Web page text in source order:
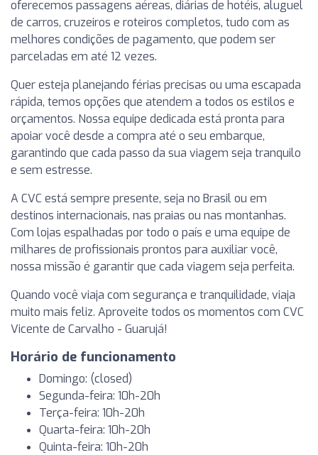
oferecemos passagens aéreas, diárias de hotéis, aluguel
de carros, cruzeiros e roteiros completos, tudo com as
melhores condições de pagamento, que podem ser
parceladas em até 12 vezes.
Quer esteja planejando férias precisas ou uma escapada
rápida, temos opções que atendem a todos os estilos e
orçamentos. Nossa equipe dedicada está pronta para
apoiar você desde a compra até o seu embarque,
garantindo que cada passo da sua viagem seja tranquilo
e sem estresse.
A CVC está sempre presente, seja no Brasil ou em
destinos internacionais, nas praias ou nas montanhas.
Com lojas espalhadas por todo o país e uma equipe de
milhares de profissionais prontos para auxiliar você,
nossa missão é garantir que cada viagem seja perfeita.
Quando você viaja com segurança e tranquilidade, viaja
muito mais feliz. Aproveite todos os momentos com CVC
Vicente de Carvalho - Guarujá!
Horário de funcionamento
Domingo: (closed)
Segunda-feira: 10h-20h
Terça-feira: 10h-20h
Quarta-feira: 10h-20h
Quinta-feira: 10h-20h